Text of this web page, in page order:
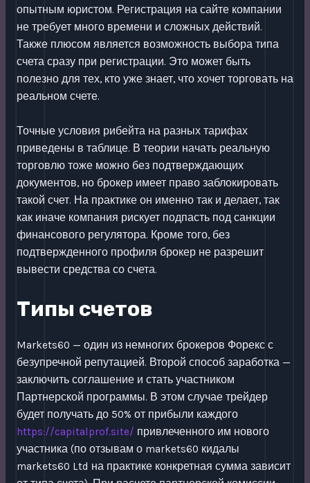
опытным юристом. Регистрация на сайте компании
не требует много времени и сложных действий.
Также плюсом является возможность выбора типа
счета сразу при регистрации. Это может быть
полезно для тех, кто уже знает, что хочет торговать на
реальном счете.
Точные условия рибейта на разных тарифах
приведены в таблице. В теории начать реальную
торговлю тоже можно без подтверждающих
документов, но брокер имеет право заблокировать
такой счет. На практике он именно так и делает, так
как иначе компания рискует подпасть под санкции
финансового регулятора. Кроме того, без
подтвержденного профиля брокер не разрешит
вывести средства со счета.
Типы счетов
Markets60 — один из немногих брокеров Форекс с
безупречной репутацией. Второй способ заработка —
заключить соглашение и стать участником
Партнерской программы. В этом случае трейдер
будет получать до 50% от прибыли каждого
https://capitalprof.site/ привлеченного им нового
участника (по отзывам о markets60 кидалы
markets60 Ltd на практике конкретная сумма зависит